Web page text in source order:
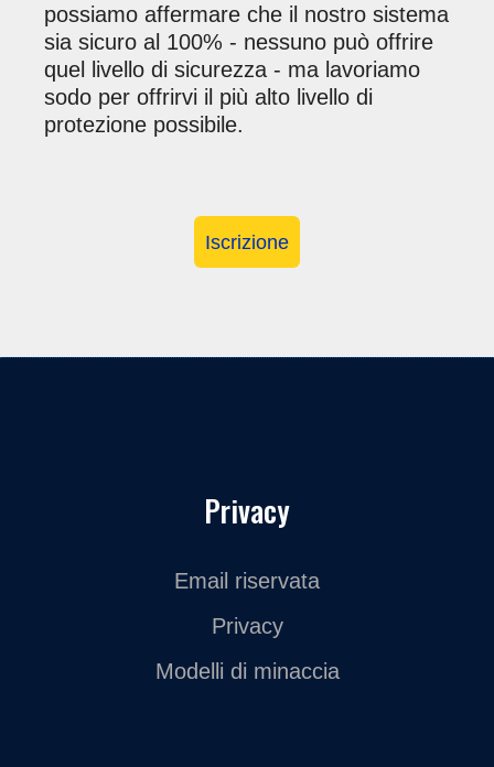
possiamo affermare che il nostro sistema
sia sicuro al 100% - nessuno può offrire
quel livello di sicurezza - ma lavoriamo
sodo per offrirvi il più alto livello di
protezione possibile.
Iscrizione
Privacy
Email riservata
Privacy
Modelli di minaccia